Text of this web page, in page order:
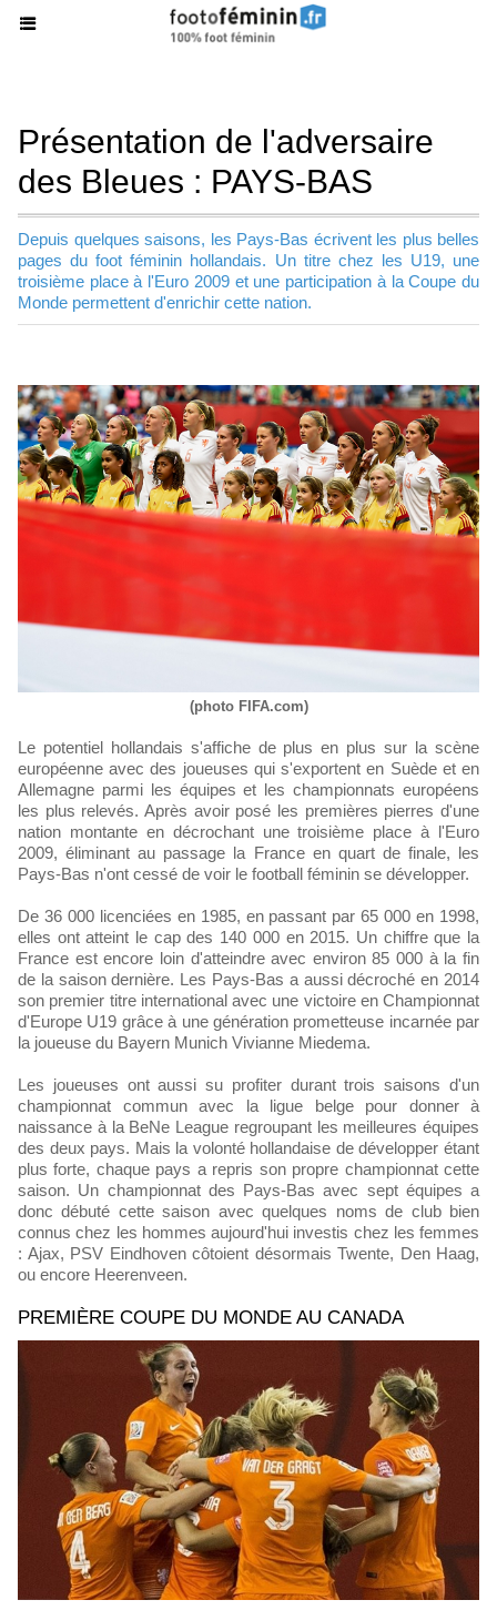
Présentation de l'adversaire
des Bleues : PAYS-BAS
Depuis quelques saisons, les Pays-Bas écrivent les plus belles
pages du foot féminin hollandais. Un titre chez les U19, une
troisième place à l'Euro 2009 et une participation à la Coupe du
Monde permettent d'enrichir cette nation.
(photo FIFA.com)
Le potentiel hollandais s'affiche de plus en plus sur la scène
européenne avec des joueuses qui s'exportent en Suède et en
Allemagne parmi les équipes et les championnats européens
les plus relevés. Après avoir posé les premières pierres d'une
nation montante en décrochant une troisième place à l'Euro
2009, éliminant au passage la France en quart de finale, les
Pays-Bas n'ont cessé de voir le football féminin se développer.
De 36 000 licenciées en 1985, en passant par 65 000 en 1998,
elles ont atteint le cap des 140 000 en 2015. Un chiffre que la
France est encore loin d'atteindre avec environ 85 000 à la fin
de la saison dernière. Les Pays-Bas a aussi décroché en 2014
son premier titre international avec une victoire en Championnat
d'Europe U19 grâce à une génération prometteuse incarnée par
la joueuse du Bayern Munich Vivianne Miedema.
Les joueuses ont aussi su profiter durant trois saisons d'un
championnat commun avec la ligue belge pour donner à
naissance à la BeNe League regroupant les meilleures équipes
des deux pays. Mais la volonté hollandaise de développer étant
plus forte, chaque pays a repris son propre championnat cette
saison. Un championnat des Pays-Bas avec sept équipes a
donc débuté cette saison avec quelques noms de club bien
connus chez les hommes aujourd'hui investis chez les femmes
: Ajax, PSV Eindhoven côtoient désormais Twente, Den Haag,
ou encore Heerenveen.
PREMIÈRE COUPE DU MONDE AU CANADA